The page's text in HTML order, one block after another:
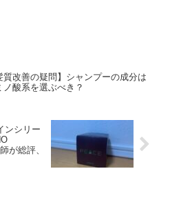
質改善の疑問】シャンプーの成分は
ノ酸系を選ぶべき？
シリー
が総評、